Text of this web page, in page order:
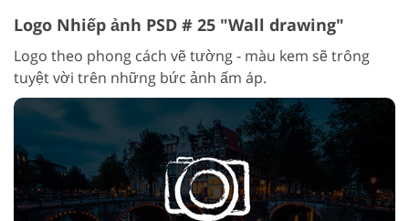
Logo Nhiếp ảnh PSD # 25 "Wall drawing"
Logo theo phong cách vẽ tường - màu kem sẽ trông
tuyệt vời trên những bức ảnh ấm áp.